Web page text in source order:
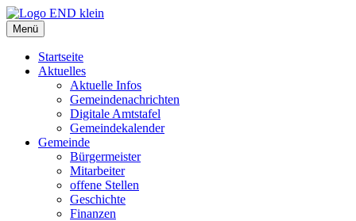
Zum
Inhalt
springen
Menü
Startseite
Aktuelles
Aktuelle Infos
Gemeindenachrichten
Digitale Amtstafel
Gemeindekalender
Gemeinde
Bürgermeister
Mitarbeiter
offene Stellen
Geschichte
Finanzen